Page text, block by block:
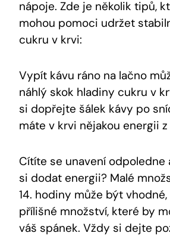
nápoje. Zde je několik tipů,
mohou pomoci udržet
cukru v krvi:
Vypít kávu ráno na lačno
náhlý skok hladiny cukru v
si dopřejte šálek kávy po
máte v krvi nějakou energii
Cítíte se unavení
si dodat energii? Malé
14. hodiny může být
přílišné množství, které by
váš spánek. Vždy si dejte